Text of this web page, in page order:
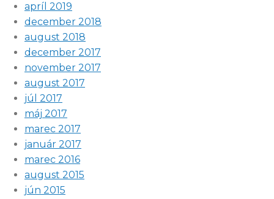
apríl 2019
december 2018
august 2018
december 2017
november 2017
august 2017
júl 2017
máj 2017
marec 2017
január 2017
marec 2016
august 2015
jún 2015